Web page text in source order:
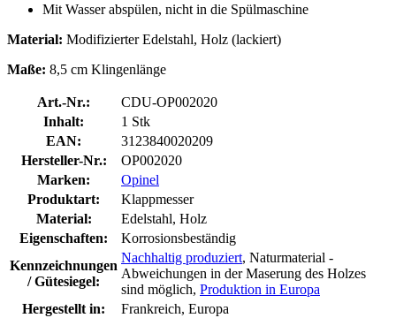
Mit Wasser abspülen, nicht in die Spülmaschine
Material: Modifizierter Edelstahl, Holz (lackiert)
Maße: 8,5 cm Klingenlänge
Art.-Nr.:
CDU-OP002020
Inhalt:
1 Stk
EAN:
3123840020209
Hersteller-Nr.:
OP002020
Marken:
Opinel
Produktart:
Klappmesser
Material:
Edelstahl, Holz
Eigenschaften:
Korrosionsbeständig
Kennzeichnungen
/ Gütesiegel:
Nachhaltig produziert, Naturmaterial -
Abweichungen in der Maserung des Holzes
sind möglich, Produktion in Europa
Hergestellt in:
Frankreich, Europa